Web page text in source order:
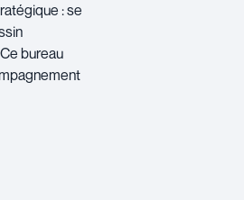
: se
bureau